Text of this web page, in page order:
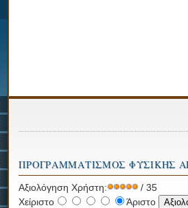
ΠΡΟΓΡΑΜΜΑΤΙΣΜΟΣ ΦΥΣΙΚΗΣ
Αξιολόγηση Χρήστη:
/ 35
Χείριστο
Άριστο